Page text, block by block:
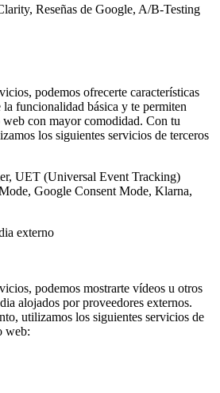
Reseñas de Google, A/B-Testing
podemos ofrecerte características
la funcionalidad básica y te permiten
con mayor comodidad. Con tu
los siguientes servicios de terceros
UET (Universal Event Tracking)
Google Consent Mode, Klarna,
externo
podemos mostrarte vídeos u otros
alojados por proveedores externos.
utilizamos los siguientes servicios de
web: